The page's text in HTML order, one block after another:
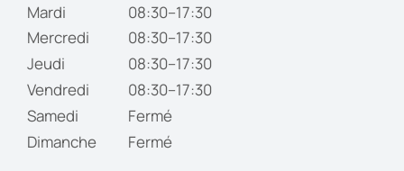
Mardi
08:30–17:30
Mercredi
08:30–17:30
Jeudi
08:30–17:30
Vendredi
08:30–17:30
Samedi
Fermé
Dimanche
Fermé